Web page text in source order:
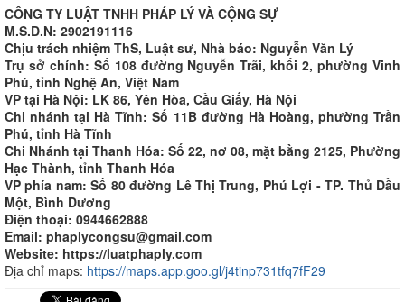
CÔNG TY LUẬT TNHH PHÁP LÝ VÀ CỘNG SỰ
M.S.D.N: 2902191116
Chịu trách nhiệm ThS, Luật sư, Nhà báo: Nguyễn Văn Lý
Trụ sở chính: Số 108 đường Nguyễn Trãi, khối 2, phường Vinh
Phú, tỉnh Nghệ An, Việt Nam
VP tại Hà Nội: LK 86, Yên Hòa, Cầu Giấy, Hà Nội
Chi nhánh tại Hà Tĩnh: Số 11B đường Hà Hoàng, phường Trần
Phú, tỉnh Hà Tĩnh
Chi Nhánh tại Thanh Hóa: Số 22, nơ 08, mặt bằng 2125, Phường
Hạc Thành, tỉnh Thanh Hóa
VP phía nam: Số 80 đường Lê Thị Trung, Phú Lợi - TP. Thủ Dầu
Một, Bình Dương
Điện thoại: 0944662888
Email: phaplycongsu@gmail.com
Website: https://luatphaply.com
Địa chỉ maps: https://maps.app.goo.gl/j4tinp731tfq7fF29